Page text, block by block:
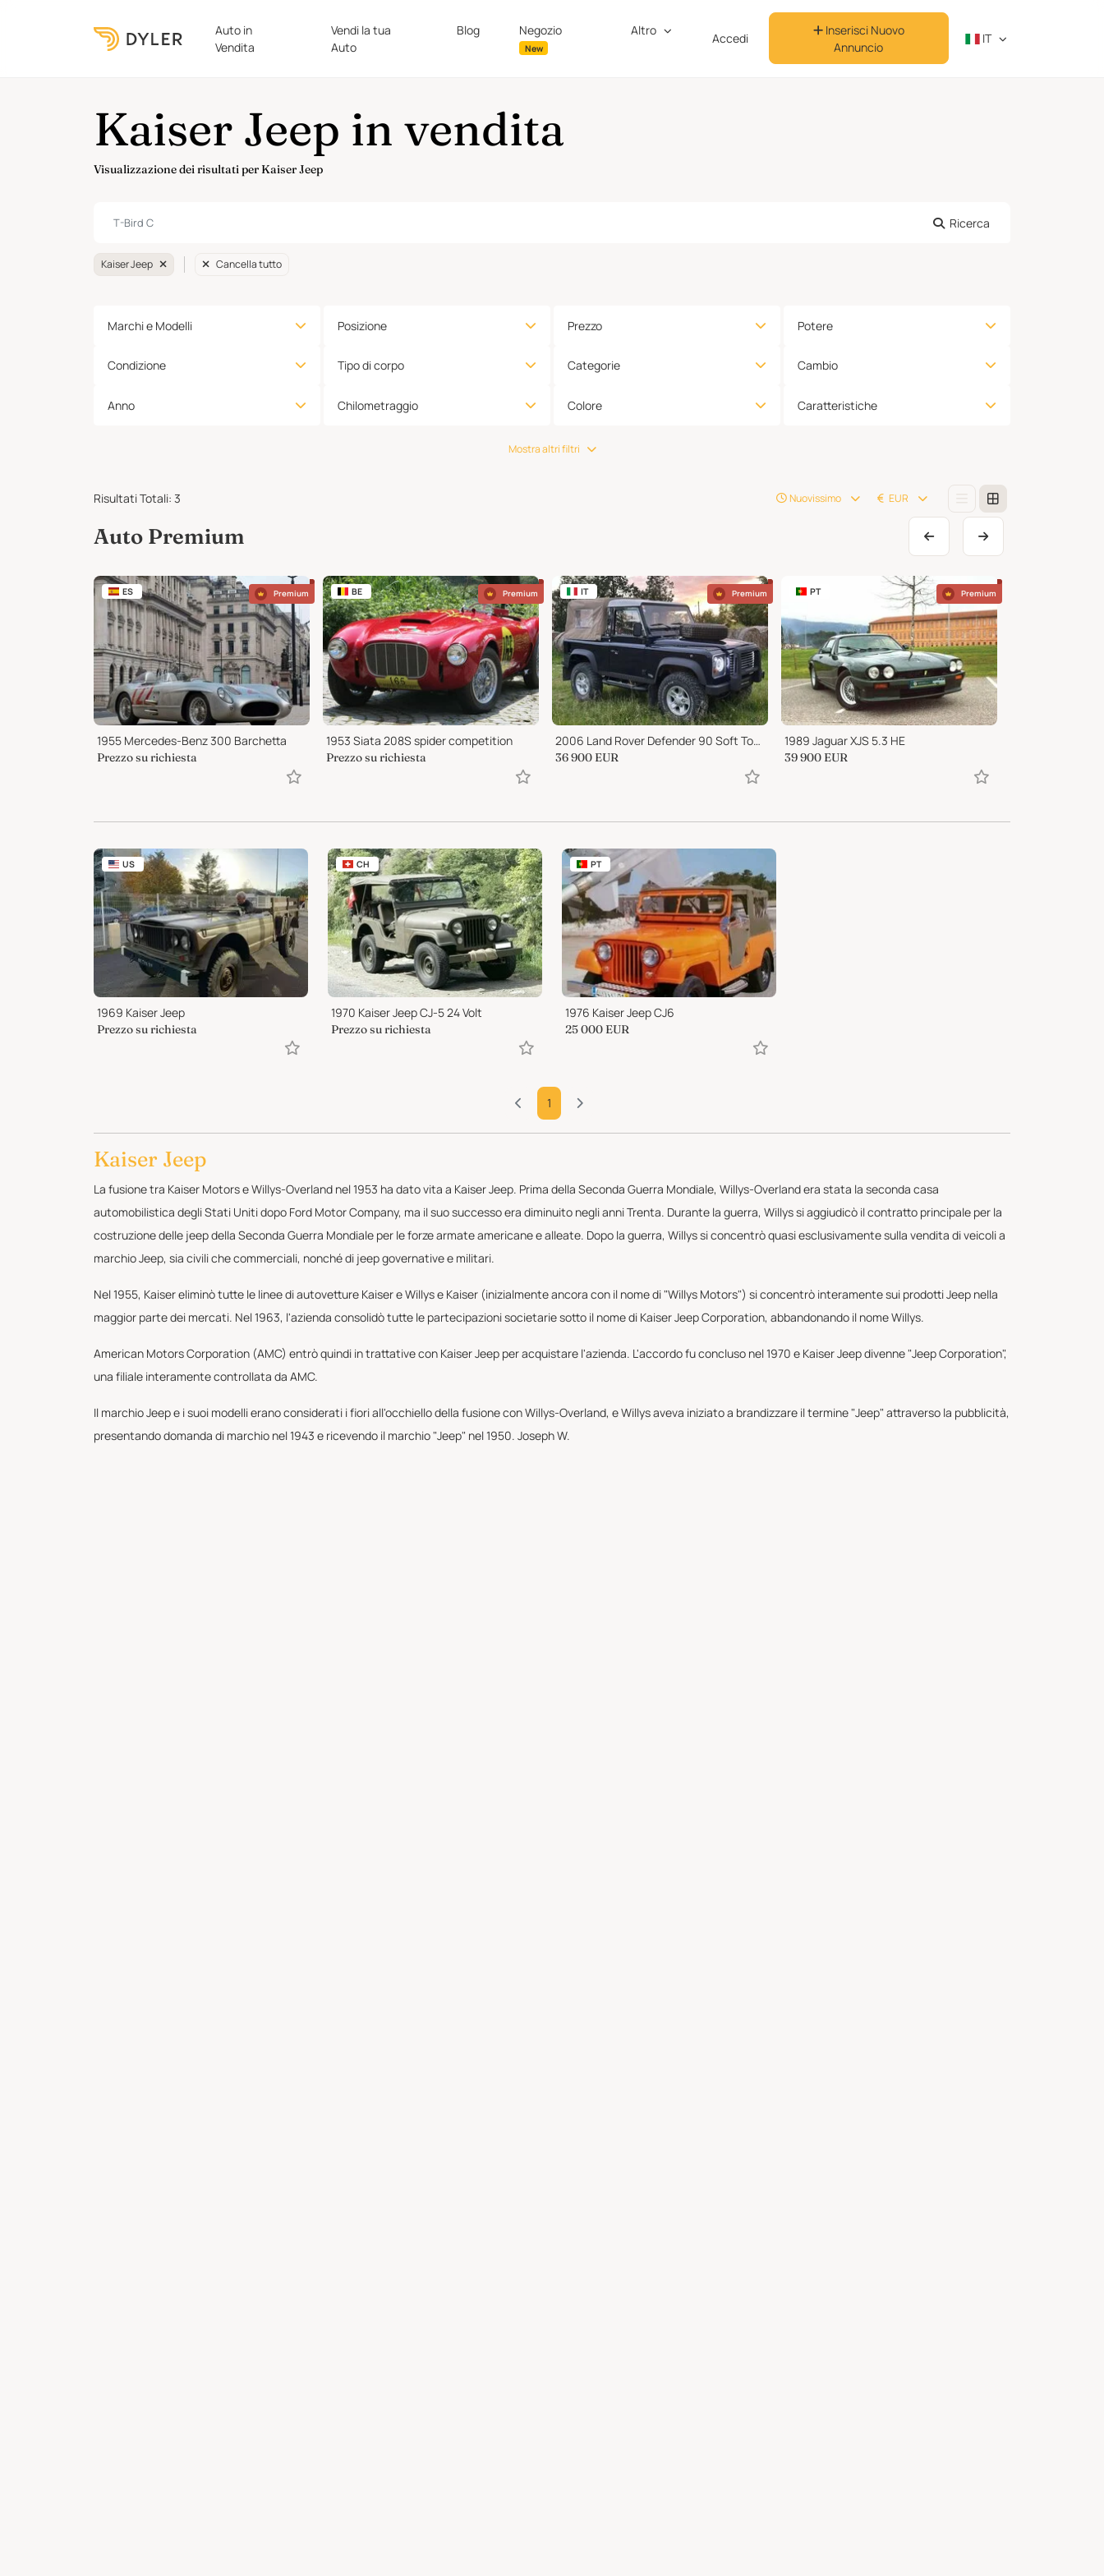
Auto in
Vendita
Vendi la tua
Auto
Blog Negozio
New
Altro
Accedi
Inserisci Nuovo
Annuncio
IT
Kaiser Jeep in vendita
Visualizzazione dei risultati per Kaiser Jeep
Ricerca
Kaiser Jeep Cancella tutto
Marchi e Modelli
Condizione
Anno
Posizione
Tipo di corpo
Chilometraggio
Prezzo
Categorie
Colore
Potere
Cambio
Caratteristiche
Mostra altri filtri
Risultati Totali: 3 Nuovissimo EUR
Auto Premium
ES Premium
1955 Mercedes-Benz 300 Barchetta
Prezzo su richiesta
BE Premium
1953 Siata 208S spider competition
Prezzo su richiesta
IT Premium
2006 Land Rover Defender 90 Soft Top Only 200 WorldWide
36 900 EUR
PT Premium
1989 Jaguar XJS 5.3 HE
39 900 EUR
US
1969 Kaiser Jeep
Prezzo su richiesta
CH
1970 Kaiser Jeep CJ-5 24 Volt
Prezzo su richiesta
PT
1976 Kaiser Jeep CJ6
25 000 EUR
1
Kaiser Jeep
La fusione tra Kaiser Motors e Willys-Overland nel 1953 ha dato vita a Kaiser Jeep. Prima della Seconda Guerra Mondiale, Willys-Overland era stata la seconda casa
automobilistica degli Stati Uniti dopo Ford Motor Company, ma il suo successo era diminuito negli anni Trenta. Durante la guerra, Willys si aggiudicò il contratto principale per la
costruzione delle jeep della Seconda Guerra Mondiale per le forze armate americane e alleate. Dopo la guerra, Willys si concentrò quasi esclusivamente sulla vendita di veicoli a
marchio Jeep, sia civili che commerciali, nonché di jeep governative e militari.
Nel 1955, Kaiser eliminò tutte le linee di autovetture Kaiser e Willys e Kaiser (inizialmente ancora con il nome di "Willys Motors") si concentrò interamente sui prodotti Jeep nella
maggior parte dei mercati. Nel 1963, l'azienda consolidò tutte le partecipazioni societarie sotto il nome di Kaiser Jeep Corporation, abbandonando il nome Willys.
American Motors Corporation (AMC) entrò quindi in trattative con Kaiser Jeep per acquistare l'azienda. L'accordo fu concluso nel 1970 e Kaiser Jeep divenne "Jeep Corporation",
una filiale interamente controllata da AMC.
Il marchio Jeep e i suoi modelli erano considerati i fiori all'occhiello della fusione con Willys-Overland, e Willys aveva iniziato a brandizzare il termine "Jeep" attraverso la pubblicità,
presentando domanda di marchio nel 1943 e ricevendo il marchio "Jeep" nel 1950. Joseph W.